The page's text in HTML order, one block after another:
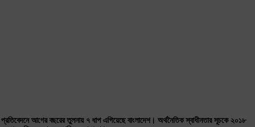
প্রতিবেদনে আগের বছরের তুলনায় ৭ ধাপ এগিয়েছে বাংলাদেশ। অর্থনৈতিক স্বাধীনতার সূচকে ২০১৮